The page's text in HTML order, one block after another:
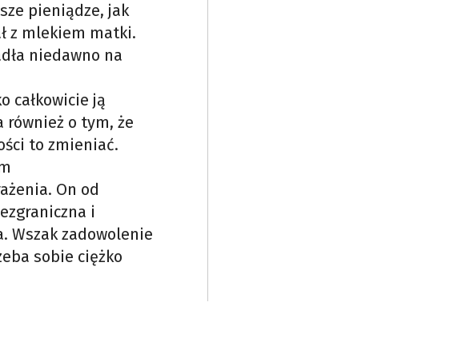
pieniądze, jak
z mlekiem matki.
niedawno na
całkowicie ją
o tym, że
to zmieniać.
On od
i
Wszak zadowolenie
sobie ciężko